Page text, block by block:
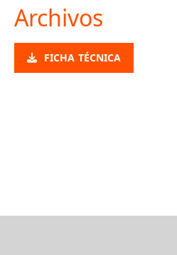
Archivos
FICHA TÉCNICA